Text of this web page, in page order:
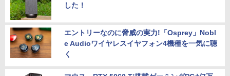
した！
エントリーなのに脅威の実力!「Osprey」Nobl
e Audioワイヤレスイヤフォン4機種を一気に聴
く